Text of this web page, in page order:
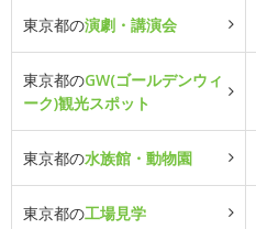
東京都の演劇・講演会
東京都のGW(ゴールデンウィ
ーク)観光スポット
東京都の水族館・動物園
東京都の工場見学